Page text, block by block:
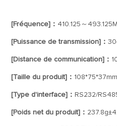
[Fréquence]： 410.125～
[Puissance de transmission]：
[Distance de communication]：
[Taille du produit]： 108*75*37mm
[Type d'interface]： RS232/
[Poids net du produit]：